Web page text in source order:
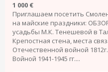
1 000 €
Приглашаем посетить
на майские праздники:
усадьбы М.К. Тенешевой в
Крепостная стена, места
Отечественной войной
Войной 1941-1945 гг....